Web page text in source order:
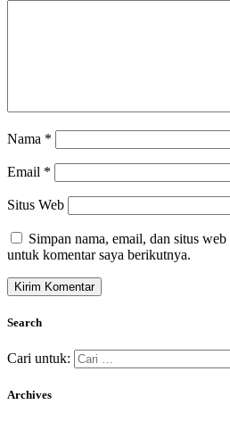
Nama *
Email *
Situs Web
Simpan nama, email, dan situs
untuk komentar saya berikutnya.
Search
Cari untuk:
Archives